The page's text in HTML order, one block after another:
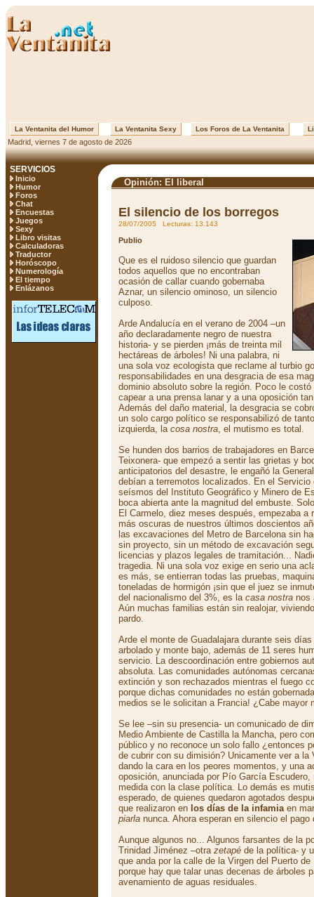
La Ventanita del Humor La Ventanita Sexy Los Foros de La Ventanita
Madrid, viernes 7 de agosto de 2026
SERVICIOS
Inicio
Humor
Foros
Chat
Encuestas
Juegos
Sexy
Libro visitas
Calculadoras
Traductor
Horóscopo
Numerología
El tiempo
Enlázanos
Opinión: El liberal
El silencio de los borregos
28/07/2005 Lecturas: 13.143
Publio
Que es el ruidoso silencio que guardan
todos aquellos que no encontraban
ocasión de callar cuando gobernaba
Aznar, un silencio ominoso, un silencio
culposo.
Arde Andalucía en el verano de 2004 –un
año declaradamente negro de nuestra
historia- y se pierden ¡más de treinta mil
hectáreas de árboles! Ni una palabra, ni
una sola voz ecologista que reclame al turbio
responsabilidades en una desgracia de esa
dominio absoluto sobre la región. Poco le
capear a una prensa lanar y a una oposición
Además del daño material, la desgracia se
un solo cargo político se responsabilizó de
izquierda, la cosa nostra, el mutismo es total.
Se hunden dos barrios de trabajadores en
Teixonera- que empezó a sentir las grietas y
anticipatorios del desastre, le engañó la
debían a terremotos localizados. En el Servicio
seísmos del Instituto Geográfico y Minero de
boca abierta ante la magnitud del embuste.
El Carmelo, diez meses después, empezaba a
más oscuras de nuestros últimos doscientos
las excavaciones del Metro de Barcelona sin
sin proyecto, sin un método de excavación
licencias y plazos legales de tramitación...
tragedia. Ni una sola voz exige en serio una
es más, se entierran todas las pruebas,
toneladas de hormigón ¡sin que el juez se
del nacionalismo del 3%, es la casa nostra nos
Aún muchas familias están sin realojar,
pardo.
Arde el monte de Guadalajara durante seis
arbolado y monte bajo, además de 11 seres
servicio. La descoordinación entre gobiernos
absoluta. Las comunidades autónomas
extinción y son rechazados mientras el fuego
porque dichas comunidades no están
medios se le solicitan a Francia! ¿Cabe mayor
Se lee –sin su presencia- un comunicado de
Medio Ambiente de Castilla la Mancha, pero
público y no reconoce un solo fallo ¿entonces
de cubrir con su dimisión? Unicamente ver a la
dando la cara en los peores momentos, y una
oposición, anunciada por Pío García Escudero,
medida con la clase política. Lo demás es
esperado, de quienes quedaron agotados
que realizaron en los días de la infamiaen
piarla nunca. Ahora esperan en silencio el pago
Aunque algunos no... Algunos farsantes de la
Trinidad Jiménez –otra zetapé de la política- y
que anda por la calle de la Virgen del Puerto
porque hay que talar unas decenas de árboles
avenamiento de aguas residuales.